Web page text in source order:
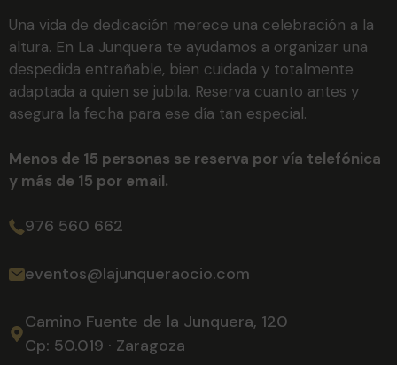
Una vida de dedicación merece una celebración a la
altura. En La Junquera te ayudamos a organizar una
despedida entrañable, bien cuidada y totalmente
adaptada a quien se jubila. Reserva cuanto antes y
asegura la fecha para ese día tan especial.
Menos de 15 personas se reserva por vía telefónica
y más de 15 por email.
976 560 662
eventos@lajunqueraocio.com
Camino Fuente de la Junquera, 120
Cp: 50.019 · Zaragoza